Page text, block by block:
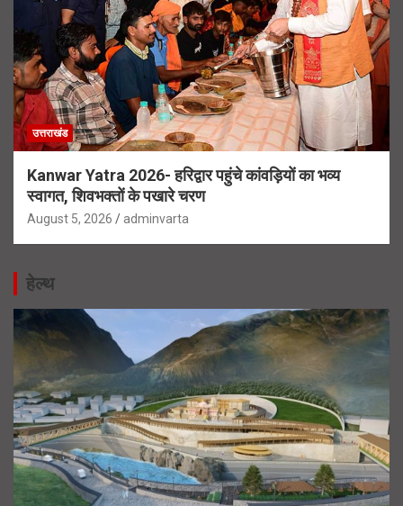
उत्तराखंड
Kanwar Yatra 2026- हरिद्वार पहुंचे कांवड़ियों का भव्य
स्वागत, शिवभक्तों के पखारे चरण
August 5, 2026 adminvarta
हेल्थ